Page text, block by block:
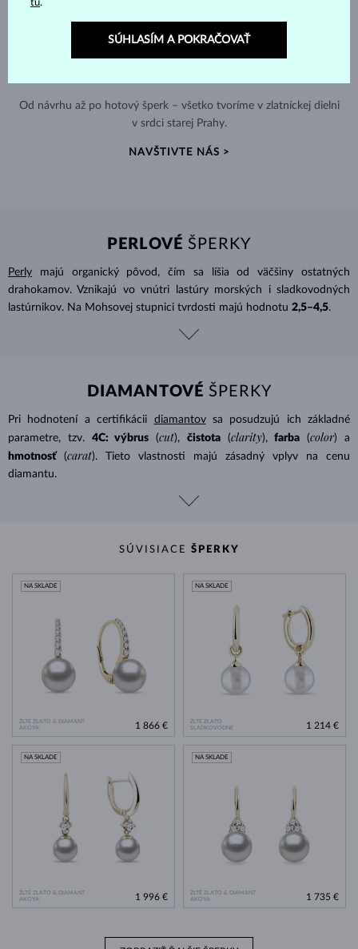
Od návrhu až po hotový šperk – všetko tvoríme v zlatníckej dielni
v srdci starej Prahy.
NAVŠTIVTE NÁS >
PERLOVÉ ŠPERKY
Perly
majú organický pôvod, čím sa líšia od väčšiny ostatných
drahokamov. Vznikajú vo vnútri lastúry morských i sladkovodných
lastúrnikov. Na Mohsovej stupnici tvrdosti majú hodnotu 2,5–4,5.
DIAMANTOVÉ ŠPERKY
Pri hodnotení a certifikácii diamantovsa posudzujú ich základné
parametre, tzv.
4C: výbrus (cut), čistota (clarity), farba (color) a
hmotnosť
(carat). Tieto vlastnosti majú zásadný vplyv na cenu
diamantu.
SÚVISIACE ŠPERKY
ŽLTÉ ZLATO & DIAMANT
AKOYA
NA SKLADE
1 866 €
ŽLTÉ ZLATO
SLADKOVODNÉ
NA SKLADE
1 214 €
ŽLTÉ ZLATO & DIAMANT
AKOYA
NA SKLADE
1 996 €
ŽLTÉ ZLATO & DIAMANT
AKOYA
NA SKLADE
1 735 €
tu.
SÚHLASÍM A POKRAČOVAŤ